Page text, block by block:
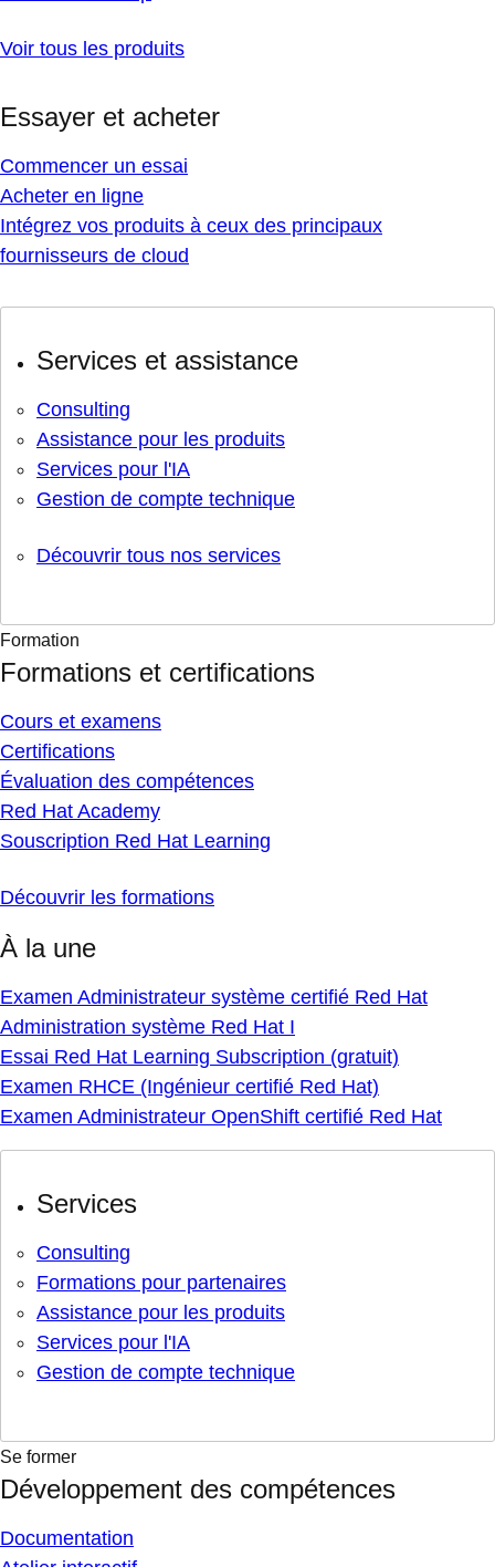
Voir tous les produits
Essayer et acheter
Commencer un essai
Acheter en ligne
Intégrez vos produits à ceux des principaux
fournisseurs de cloud
Services et assistance
Consulting
Assistance pour les produits
Services pour l'IA
Gestion de compte technique
Découvrir tous nos services
Formation
Formations et certifications
Cours et examens
Certifications
Évaluation des compétences
Red Hat Academy
Souscription Red Hat Learning
Découvrir les formations
À la une
Examen Administrateur système certifié Red Hat
Administration système Red Hat I
Essai Red Hat Learning Subscription (gratuit)
Examen RHCE (Ingénieur certifié Red Hat)
Examen Administrateur OpenShift certifié Red Hat
Services
Consulting
Formations pour partenaires
Assistance pour les produits
Services pour l'IA
Gestion de compte technique
Se former
Développement des compétences
Documentation